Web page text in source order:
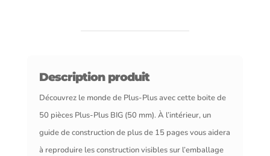
Description produit
Découvrez le monde de Plus-Plus avec cette boite de
50 pièces Plus-Plus BIG (50 mm). À l’intérieur, un
guide de construction de plus de 15 pages vous aidera
à reproduire les construction visibles sur l’emballage